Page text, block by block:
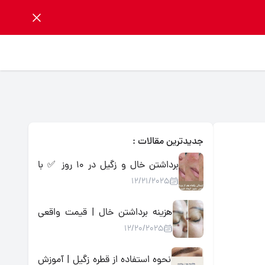
جدیدترین مقالات :
برداشتن خال و زگیل در ۱۰ روز ✅ با
محلول گیاهی اسید میوه | تضمینی،
بدون درد و جراحی
12/21/2025
هزینه برداشتن خال | قیمت واقعی
روش‌ها + جایگزین خانگی کم‌هزینه
12/20/2025
نحوه استفاده از قطره زگیل | آموزش